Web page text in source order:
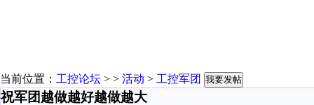
当前位置： 工控论坛 > > 活动 > 工控军团 我要发帖
祝军团越做越好越做越大